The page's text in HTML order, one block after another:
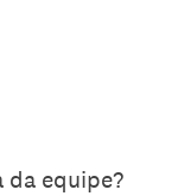
da equipe?